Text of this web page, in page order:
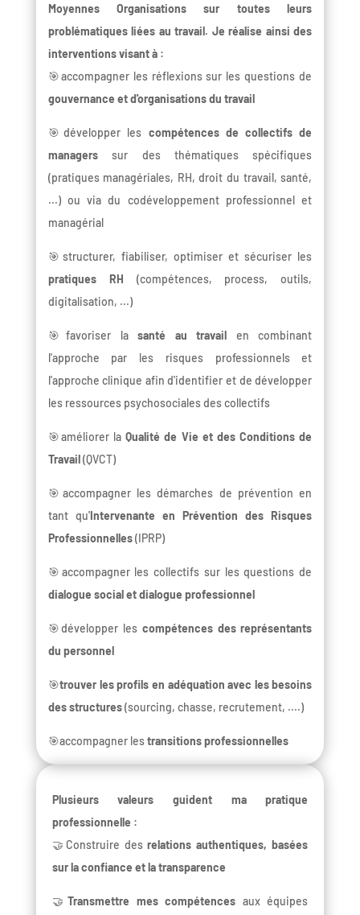
Moyennes Organisations sur toutes leurs
problématiques liées au travail. Je réalise ainsi des
interventions visant à :
🎯accompagner les réflexions sur les questions de
gouvernance et d'organisations du travail
🎯développer les compétences de collectifs de
managerssur des thématiques spécifiques
(pratiques managériales, RH, droit du travail, santé,
...) ou via du codéveloppement professionnel et
managérial
🎯structurer, fiabiliser, optimiser et sécuriser les
pratiques RH (compétences, process, outils,
digitalisation, ...)
🎯favoriser lasanté au travail en combinant
l'approche par les risques professionnels et
l'approche clinique afin d'identifier et de développer
les ressources psychosociales des collectifs
🎯améliorer laQualité de Vie et des Conditions de
Travail(QVCT)
🎯accompagner les démarches de prévention en
tant qu'Intervenante en Prévention des Risques
Professionnelles(IPRP)
🎯accompagner les collectifs sur les questions de
dialogue social et dialogue professionnel
🎯développer les compétences des représentants
du personnel
🎯trouver les profils en adéquation avec les besoins
des structures(sourcing, chasse, recrutement, ....)
🎯accompagner lestransitions professionnelles
Plusieurs valeurs guident ma pratique
professionnelle :
🤝Construire desrelations authentiques, basées
sur la confiance et la transparence
🤝Transmettre mes compétences aux équipes